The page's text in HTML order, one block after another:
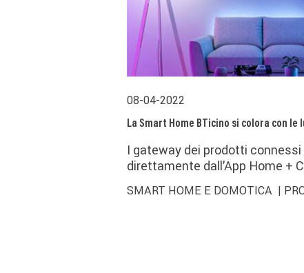
08-04-2022
La Smart Home BTicino si colora con le
I gateway dei prodotti
direttamente dall’App Home +
SMART HOME E DOMOTICA |